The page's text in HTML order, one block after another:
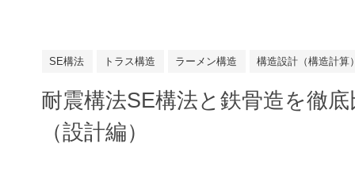
SE構法 トラス構造 ラーメン構造 構造設計（構造計算
耐震構法SE構法と鉄骨造を徹底
（設計編）